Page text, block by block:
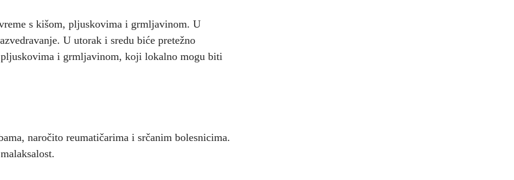
s kišom, pljuskovima i grmljavinom. U
U utorak i sredu biće pretežno
i grmljavinom, koji lokalno mogu biti
naročito reumatičarima i srčanim bolesnicima.